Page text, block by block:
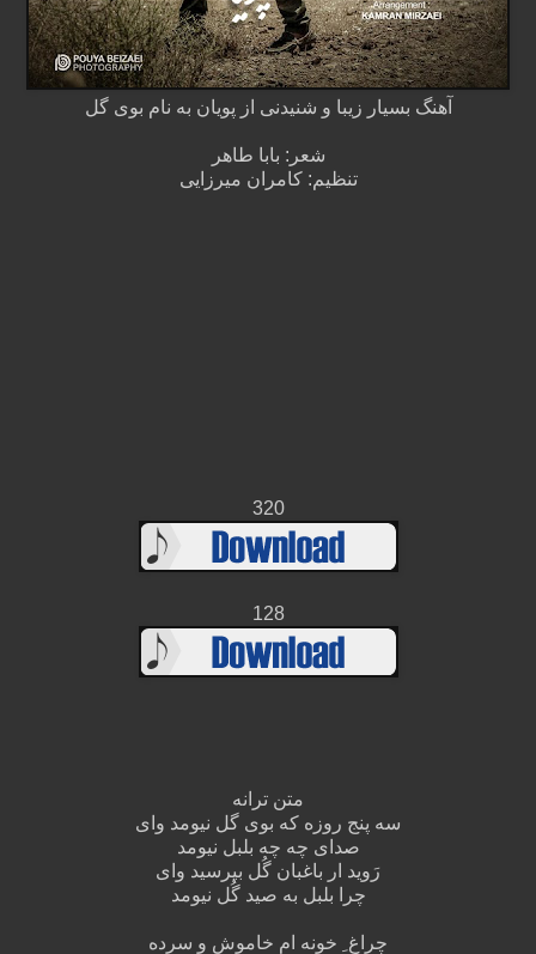
آهنگ بسیار زیبا و شنیدنی از پویان به نام بوی گل
شعر: بابا طاهر
تنظیم: کامران میرزایی
320
128
متن ترانه
سه پنج روزه که بوی گل نیومد وای
صدای چه چه بلبل نیومد
رَوید ار باغبان گُل بپرسید وای
چرا بلبل به صید گُل نیومد
چراغ ِ خونه ام خاموش و سرده